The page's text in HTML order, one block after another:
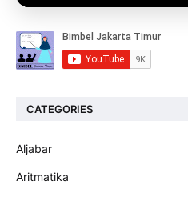
CATEGORIES
Aljabar
Aritmatika